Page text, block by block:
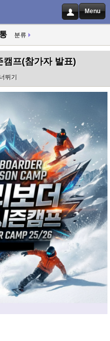
Menu
분류
캠프(참가자 발표)
뛰기